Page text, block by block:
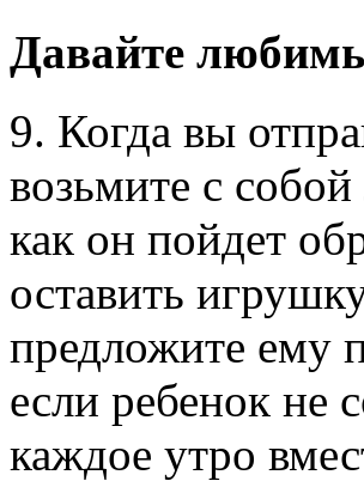
Давайте
9. Когда вы
возьмите с
как он пойдет
оставить
предложите ему
если ребенок не
каждое утро